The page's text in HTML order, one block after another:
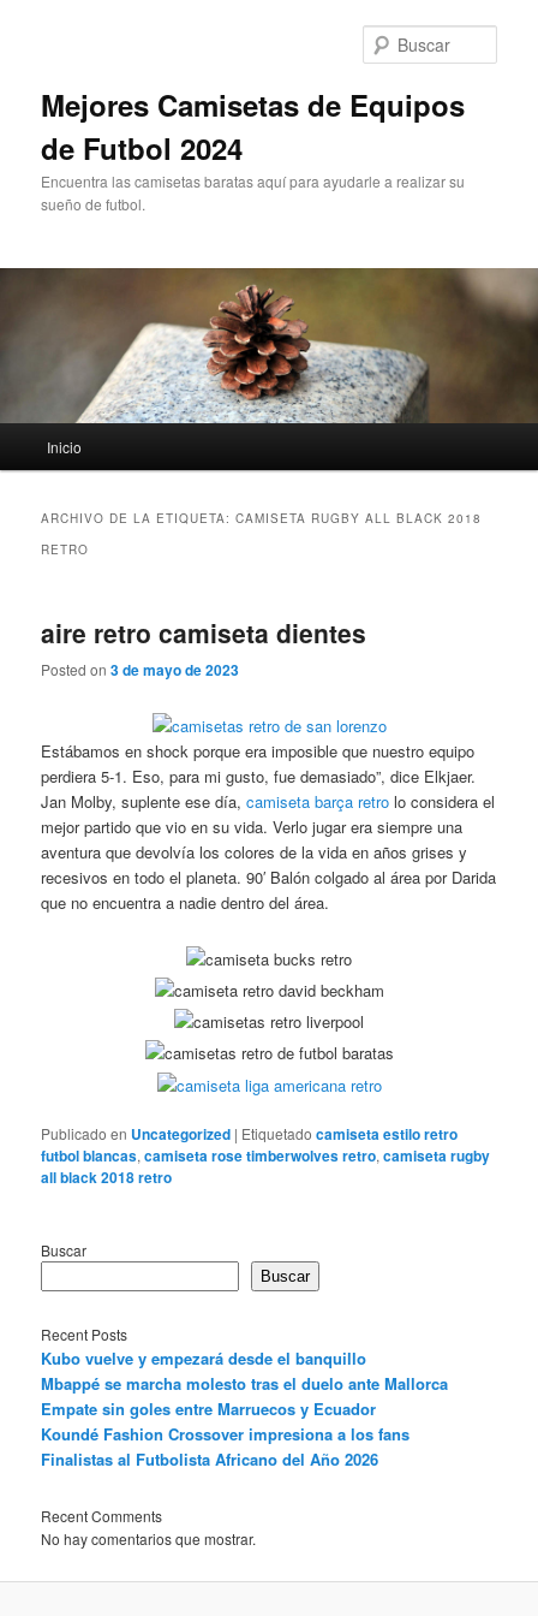
Mejores Camisetas de Equipos
de Futbol 2024
Encuentra las camisetas baratas aquí para ayudarle a realizar su
sueño de futbol.
principal
Inicio
ARCHIVO DE LA ETIQUETA:CAMISETA RUGBY ALL BLACK 2018
RETRO
aire retro camiseta dientes
Posted on3 de mayo de 2023
Estábamos en shock porque era imposible que nuestro equipo
perdiera 5-1. Eso, para mi gusto, fue demasiado”, dice Elkjaer.
Jan Molby, suplente ese día,camiseta barça retro lo considera el
mejor partido que vio en su vida. Verlo jugar era siempre una
aventura que devolvía los colores de la vida en años grises y
recesivos en todo el planeta. 90′ Balón colgado al área por Darida
que no encuentra a nadie dentro del área.
Publicado en Uncategorized | Etiquetado camiseta estilo retro
futbol blancas,camiseta rose timberwolves retro,camiseta rugby
all black 2018 retro
Buscar
Buscar
Recent Posts
Kubo vuelve y empezará desde el banquillo
Mbappé se marcha molesto tras el duelo ante Mallorca
Empate sin goles entre Marruecos y Ecuador
Koundé Fashion Crossover impresiona a los fans
Finalistas al Futbolista Africano del Año 2026
Recent Comments
No hay comentarios que mostrar.